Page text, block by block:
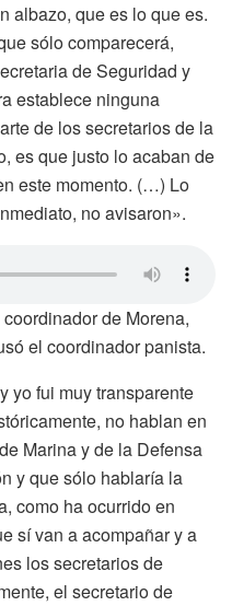
albazo, que es lo que es.
sólo comparecerá,
de Seguridad y
establece ninguna
de los secretarios de la
es que justo lo acaban de
este momento. (…) Lo
no avisaron».
de Morena,
el coordinador panista.
yo fui muy transparente
no hablan en
Marina y de la Defensa
y que sólo hablaría la
como ha ocurrido en
sí van a acompañar y a
los secretarios de
el secretario de